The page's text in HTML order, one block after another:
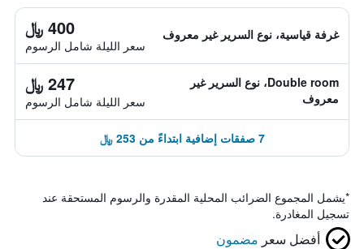
غرفة قياسية، نوع السرير غير معروف 400 ﷼
سعر الليلة شامل الرسوم
Double room، نوع السرير غير
معروف
247 ﷼
سعر الليلة شامل الرسوم
7 صفقات إضافية ابتداءً من 253 ﷼
*يشمل المجموع الضرائب المحلية المقدرة والرسوم المستحقة عند
تسجيل المغادرة.
أفضل سعر مضمون